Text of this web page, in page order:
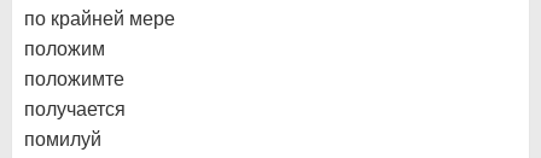
по крайней мере
положим
положимте
получается
помилуй